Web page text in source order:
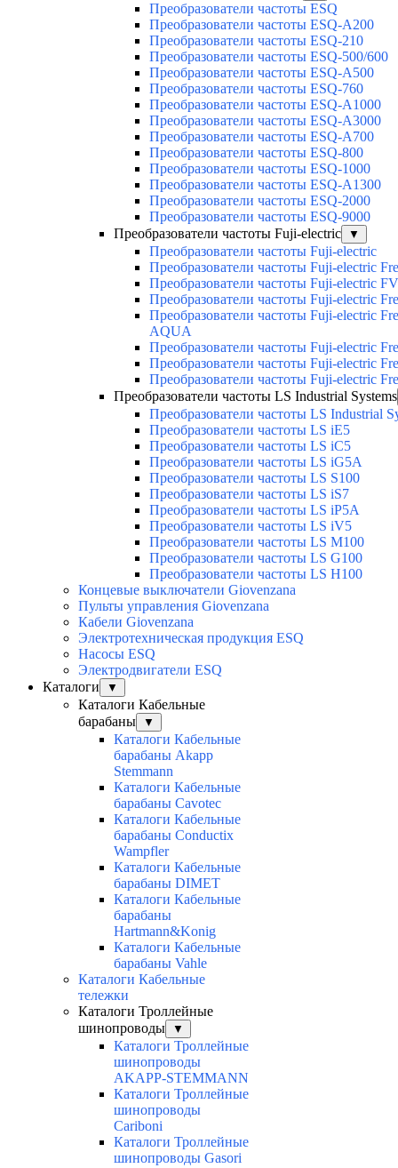
Преобразователи частоты ESQ
Преобразователи частоты ESQ-A200
Преобразователи частоты ESQ-210
Преобразователи частоты ESQ-500/600
Преобразователи частоты ESQ-A500
Преобразователи частоты ESQ-760
Преобразователи частоты ESQ-A1000
Преобразователи частоты ESQ-A3000
Преобразователи частоты ESQ-A700
Преобразователи частоты ESQ-800
Преобразователи частоты ESQ-1000
Преобразователи частоты ESQ-A1300
Преобразователи частоты ESQ-2000
Преобразователи частоты ESQ-9000
Преобразователи частоты Fuji-electric
▼
Преобразователи частоты Fuji-electric
Преобразователи частоты Fuji-electric
Преобразователи частоты Fuji-electric
Преобразователи частоты Fuji-electric
Преобразователи частоты Fuji-electric
AQUA
Преобразователи частоты Fuji-electric
Преобразователи частоты Fuji-electric
Преобразователи частоты Fuji-electric
Преобразователи частоты LS Industrial Systems
Преобразователи частоты LS Industrial
Преобразователи частоты LS iE5
Преобразователи частоты LS iC5
Преобразователи частоты LS iG5A
Преобразователи частоты LS S100
Преобразователи частоты LS iS7
Преобразователи частоты LS iP5A
Преобразователи частоты LS iV5
Преобразователи частоты LS M100
Преобразователи частоты LS G100
Преобразователи частоты LS H100
Концевые выключатели Giovenzana
Пульты управления Giovenzana
Кабели Giovenzana
Электротехническая продукция ESQ
Насосы ESQ
Электродвигатели ESQ
Каталоги
▼
Каталоги Кабельные
барабаны
▼
Каталоги Кабельные
барабаны Akapp
Stemmann
Каталоги Кабельные
барабаны Cavotec
Каталоги Кабельные
барабаны Conductix
Wampfler
Каталоги Кабельные
барабаны DIMET
Каталоги Кабельные
барабаны
Hartmann&Konig
Каталоги Кабельные
барабаны Vahle
Каталоги Кабельные
тележки
Каталоги Троллейные
шинопроводы
▼
Каталоги Троллейные
шинопроводы
AKAPP-STEMMANN
Каталоги Троллейные
шинопроводы
Cariboni
Каталоги Троллейные
шинопроводы Gasori